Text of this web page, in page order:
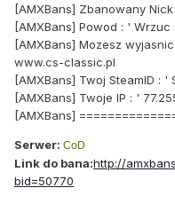
[AMXBans] Zbanowany
[AMXBans] Powod : '
[AMXBans] Mozesz
www.cs-classic.pl
[AMXBans] Twoj SteamID : '
[AMXBans] Twoje IP : '
[AMXBans]
Serwer: CoD
Link do bana:http://
bid=50770